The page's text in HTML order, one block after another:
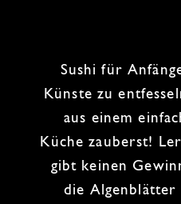
Sushi für
Künste zu
aus einem
Küche zauberst!
gibt keinen
die Algenblätter